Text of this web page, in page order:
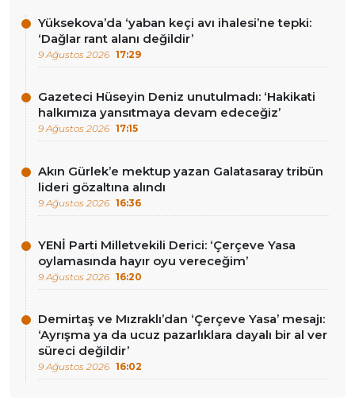
Yüksekova’da ‘yaban keçi avı ihalesi’ne tepki:
‘Dağlar rant alanı değildir’
9 Ağustos 2026 17:29
Gazeteci Hüseyin Deniz unutulmadı: ‘Hakikati
halkımıza yansıtmaya devam edeceğiz’
9 Ağustos 2026 17:15
Akın Gürlek’e mektup yazan Galatasaray tribün
lideri gözaltına alındı
9 Ağustos 2026 16:36
YENİ Parti Milletvekili Derici: ‘Çerçeve Yasa
oylamasında hayır oyu vereceğim’
9 Ağustos 2026 16:20
Demirtaş ve Mızraklı’dan ‘Çerçeve Yasa’ mesajı:
‘Ayrışma ya da ucuz pazarlıklara dayalı bir al ver
süreci değildir’
9 Ağustos 2026 16:02